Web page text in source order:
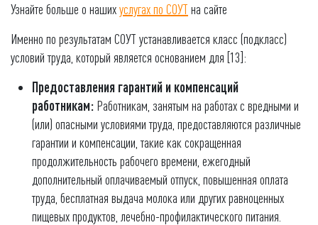
Узнайте больше о нашихуслугах по СОУТ на сайте
Именно по результатам СОУТ устанавливается класс (подкласс)
условий труда, который является основанием для [13]:
Предоставления гарантий и компенсаций
работникам: Работникам, занятым на работах с вредными и
(или) опасными условиями труда, предоставляются различные
гарантии и компенсации, такие как сокращенная
продолжительность рабочего времени, ежегодный
дополнительный оплачиваемый отпуск, повышенная оплата
труда, бесплатная выдача молока или других равноценных
пищевых продуктов, лечебно-профилактического питания.